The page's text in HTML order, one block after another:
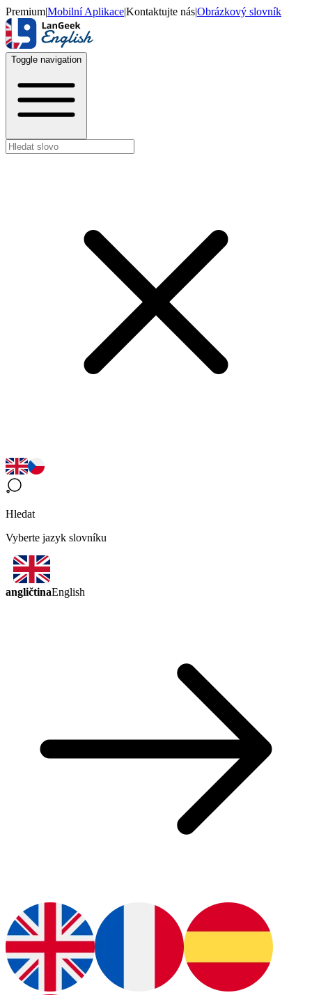
Premium|Mobilní Aplikace|Kontaktujte nás|Obrázkový slovník
Toggle navigation
Hledat
Vyberte jazyk slovníku
angličtinaEnglish